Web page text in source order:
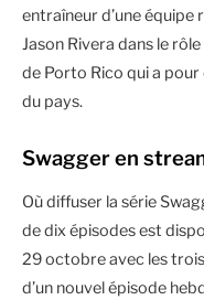
entraîneur d’une équipe
Jason Rivera dans le
de Porto Rico qui a
du pays.
Swagger en
Où diffuser la série
de dix épisodes est
29 octobre avec les
d’un nouvel épisode